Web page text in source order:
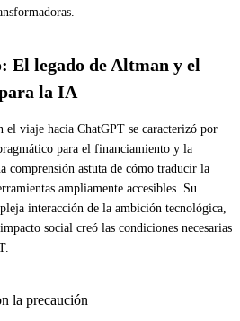
El legado de Altman y el
la IA
viaje hacia ChatGPT se caracterizó por
para el financiamiento y la
comprensión astuta de cómo traducir la
ampliamente accesibles. Su
interacción de la ambición tecnológica,
social creó las condiciones necesarias
la precaución